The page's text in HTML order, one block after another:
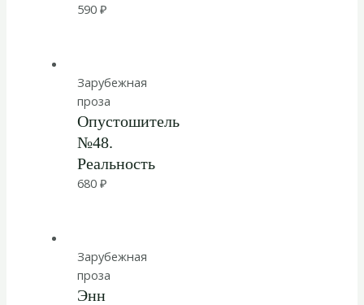
590₽
Зарубежная
проза
Опустошитель
№48.
Реальность
680₽
Зарубежная
проза
Энн